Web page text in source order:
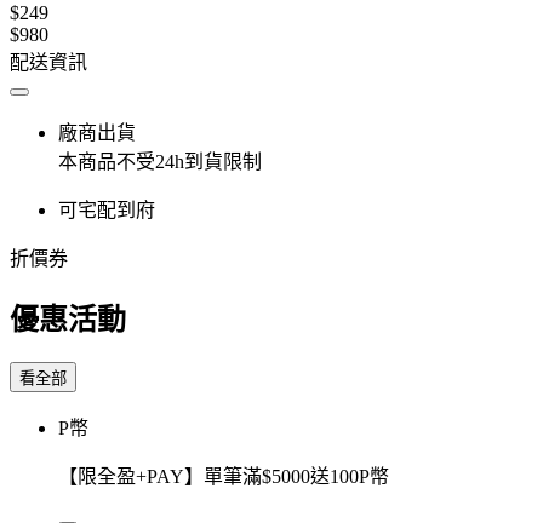
$249
$980
配送資訊
廠商出貨
本商品不受24h到貨限制
可宅配到府
折價券
優惠活動
看全部
P幣
【限全盈+PAY】單筆滿$5000送100P幣